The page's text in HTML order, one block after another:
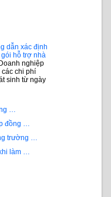
dẫn xác định
hỗ trợ nhà
nghiệp
chi phí
sinh từ ngày
…
đồng …
trường …
làm …